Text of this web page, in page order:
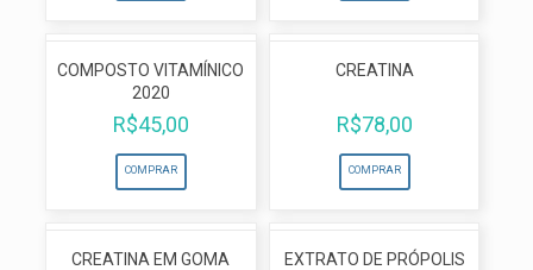
COMPOSTO VITAMÍNICO
2020
R$45,00
COMPRAR
CREATINA
R$78,00
COMPRAR
CREATINA EM GOMA
EXTRATO DE PRÓPOLIS